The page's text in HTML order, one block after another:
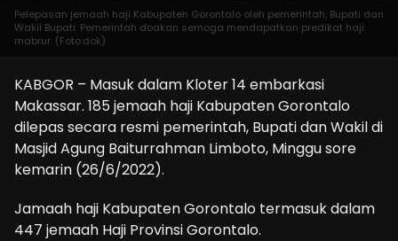
Pelepasan jemaah haji Kabupaten Gorontalo oleh pemerintah, Bupati dan
Wakil Bupati. Pemerintah doakan semoga mendapatkan predikat haji
mabrur. (Foto:dok)
KABGOR – Masuk dalam Kloter 14 embarkasi
Makassar. 185 jemaah haji Kabupaten Gorontalo
dilepas secara resmi pemerintah, Bupati dan Wakil di
Masjid Agung Baiturrahman Limboto, Minggu sore
kemarin (26/6/2022).
Jamaah haji Kabupaten Gorontalo termasuk dalam
447 jemaah Haji Provinsi Gorontalo.